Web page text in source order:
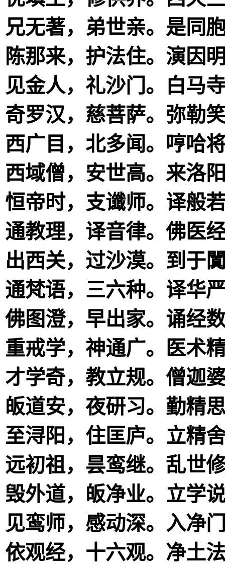
兄无著，弟世亲。是同
陈那来，护法住。演因
见金人，礼沙门。白马
奇罗汉，慈菩萨。弥勒
西广目，北多闻。哼哈
西域僧，安世高。来洛
恒帝时，支谶师。译般
通教理，译音律。佛医
出西关，过沙漠。到于
通梵语，三六种。译华
佛图澄，早出家。诵经
重戒学，神通广。医术
才学奇，教立规。僧迦
皈道安，夜研习。勤精
至浔阳，住匡庐。立精
远初祖，昙鸾继。乱世
毁外道，皈净业。立学
见鸾师，感动深。入净
依观经，十六观。净土